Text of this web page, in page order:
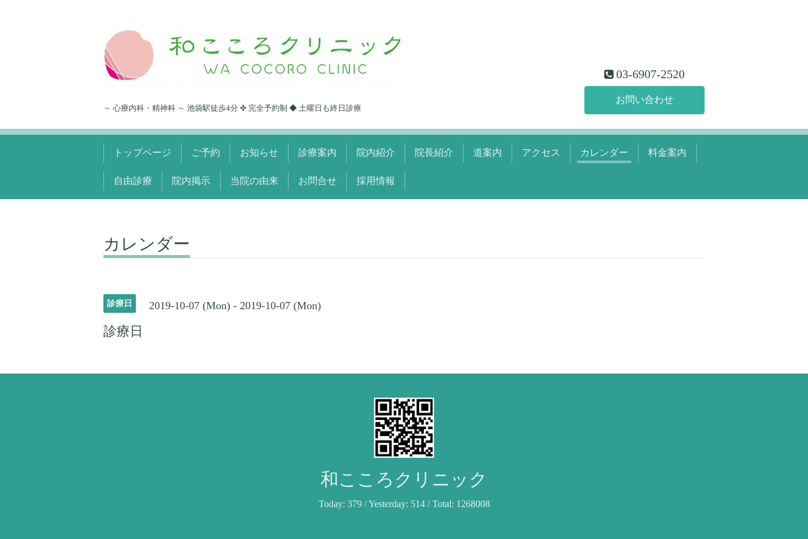
～ 心療内科・精神科 ～ 池袋駅徒歩4分 ✜ 完全予約制 ◆ 土曜日も終日診療
03-6907-2520
お問い合わせ
トップページ ご予約 お知らせ 診療案内 院内紹介 院長紹介 道案内 アクセス カレンダー 料金案内
自由診療 院内掲示 当院の由来 お問合せ 採用情報
カレンダー
診療日 2019-10-07 (Mon) - 2019-10-07 (Mon)
診療日
和こころクリニック
Today: 379/ Yesterday: 514/ Total: 1268008